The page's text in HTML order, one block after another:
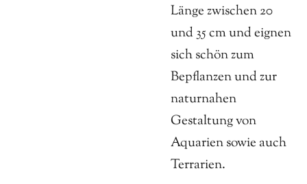
Länge zwischen 20
und 35 cm und eignen
sich schön zum
Bepflanzen und zur
naturnahen
Gestaltung von
Aquarien sowie auch
Terrarien.